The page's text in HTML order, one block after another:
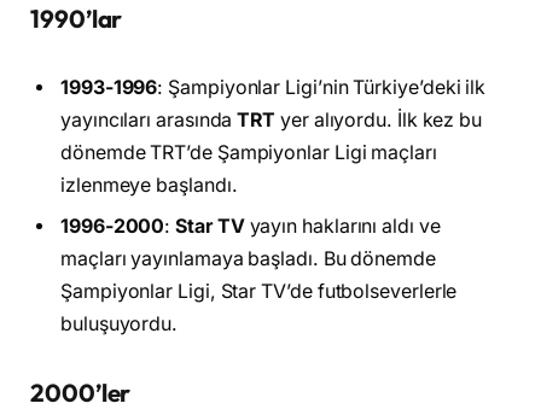
1990’lar
1993-1996: Şampiyonlar Ligi’nin Türkiye’deki ilk
yayıncıları arasındaTRT yer alıyordu. İlk kez bu
dönemde TRT’de Şampiyonlar Ligi maçları
izlenmeye başlandı.
1996-2000:Star TVyayın haklarını aldı ve
maçları yayınlamaya başladı. Bu dönemde
Şampiyonlar Ligi, Star TV’de futbolseverlerle
buluşuyordu.
2000’ler